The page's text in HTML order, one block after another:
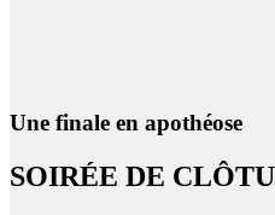
Une finale en apothéose
SOIRÉE DE